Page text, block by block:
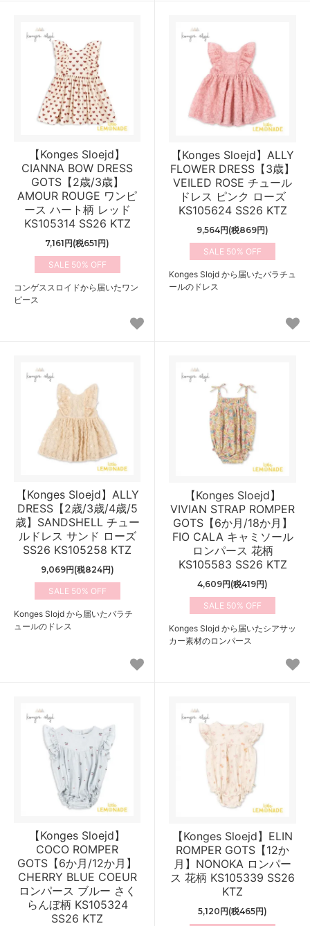
【Konges Sloejd】
CIANNA BOW DRESS
GOTS【2歳/3歳】
AMOUR ROUGE ワンピ
ース ハート柄 レッド
KS105314 SS26 KTZ
7,161円(税651円)
50%
コンゲススロイドから届いたワン
ピース
【Konges Sloejd】ALLY
FLOWER DRESS【3歳】
VEILED ROSE チュール
ドレス ピンク ローズ
KS105624 SS26 KTZ
9,564円(税869円)
50%
Konges Slojd から届いたバラチュ
ールのドレス
【Konges Sloejd】ALLY
DRESS【2歳/3歳/4歳/5
歳】SANDSHELL チュー
ルドレス サンド ローズ
SS26 KS105258 KTZ
9,069円(税824円)
50%
Konges Slojd から届いたバラチ
ュールのドレス
【Konges Sloejd】
VIVIAN STRAP ROMPER
GOTS【6か月/18か月】
FIO CALA キャミソール
ロンパース 花柄
KS105583 SS26 KTZ
4,609円(税419円)
50%
Konges Slojd から届いたシアサッ
カー素材のロンパース
【Konges Sloejd】
COCO ROMPER
GOTS【6か月/12か月】
CHERRY BLUE COEUR
ロンパース ブルー さく
らんぼ柄 KS105324
SS26 KTZ
【Konges Sloejd】ELIN
ROMPER GOTS【12か
月】NONOKA ロンパー
ス 花柄 KS105339 SS26
KTZ
5,120円(税465円)